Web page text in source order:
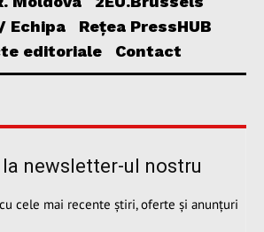
Echipa
Rețea PressHUB
editoriale
Contact
newsletter-ul nostru
cele mai recente știri, oferte și anunțuri